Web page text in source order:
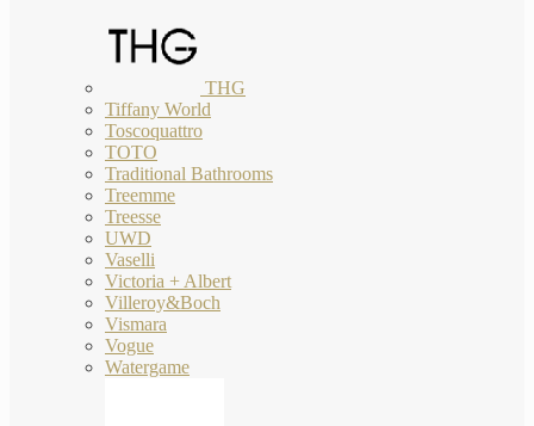
THG
Tiffany World
Toscoquattro
TOTO
Traditional Bathrooms
Treemme
Treesse
UWD
Vaselli
Victoria + Albert
Villeroy&Boch
Vismara
Vogue
Watergame